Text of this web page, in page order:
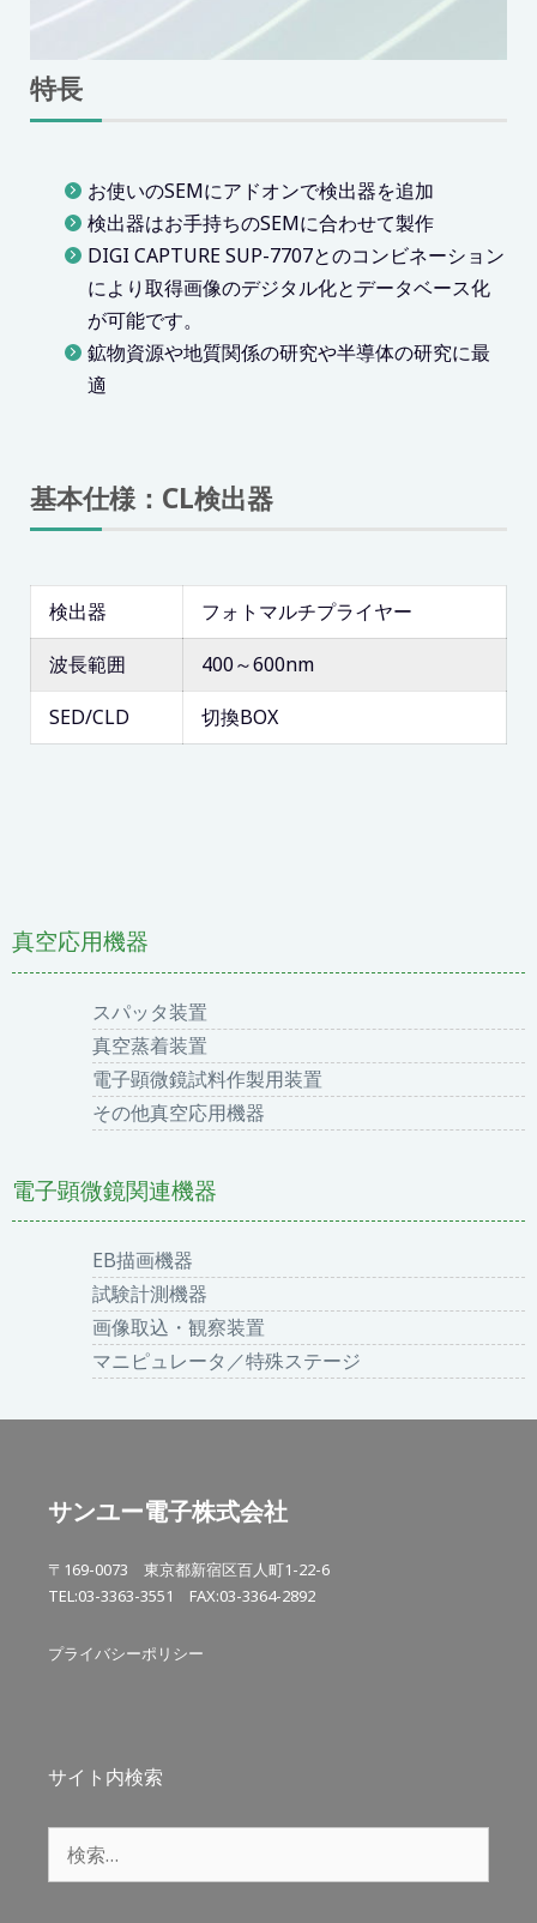
特長
お使いのSEMにアドオンで検出器を追加
検出器はお手持ちのSEMに合わせて製作
DIGI CAPTURE SUP-7707とのコンビネーション
により取得画像のデジタル化とデータベース化
が可能です。
鉱物資源や地質関係の研究や半導体の研究に最
適
基本仕様：CL検出器
検出器
フォトマルチプライヤー
波長範囲
400～600nm
SED/CLD
切換BOX
真空応用機器
スパッタ装置
真空蒸着装置
電子顕微鏡試料作製用装置
その他真空応用機器
電子顕微鏡関連機器
EB描画機器
試験計測機器
画像取込・観察装置
マニピュレータ／特殊ステージ
サンユー電子株式会社
〒169-0073 東京都新宿区百人町1-22-6
TEL:03-3363-3551 FAX:03-3364-2892
プライバシーポリシー
サイト内検索